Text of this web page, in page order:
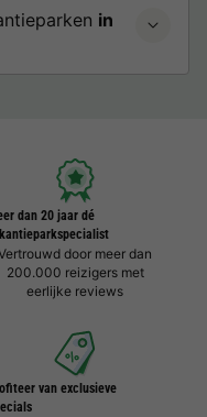
in
dan 20 jaar dé
door meer dan
200.000 reizigers met
eerlijke reviews
van exclusieve